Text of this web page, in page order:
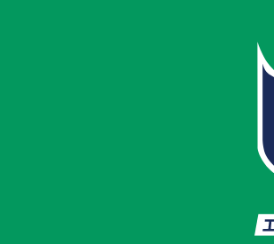
板橋区役所前駅から徒